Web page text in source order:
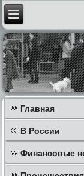
Главная
В России
Финансовые